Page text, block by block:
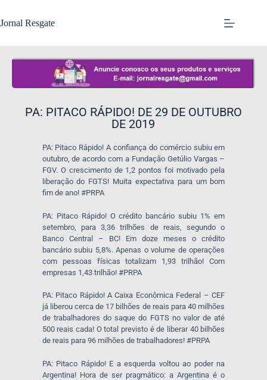
Jornal Resgate
PA: PITACO RÁPIDO! DE 29 DE OUTUBRO
DE 2019
PA: Pitaco Rápido! A confiança do comércio subiu em
outubro, de acordo com a Fundação Getúlio Vargas –
FGV. O crescimento de 1,2 pontos foi motivado pela
liberação do FGTS! Muita expectativa para um bom
fim de ano! #PRPA
PA: Pitaco Rápido! O crédito bancário subiu 1% em
setembro, para 3,36 trilhões de reais, segundo o
Banco Central – BC! Em doze meses o crédito
bancário subiu 5,8%. Apenas o volume de operações
com pessoas físicas totalizam 1,93 trilhão! Com
empresas 1,43 trilhão! #PRPA
PA: Pitaco Rápido! A Caixa Econômica Federal – CEF
já liberou cerca de 17 bilhões de reais para 40 milhões
de trabalhadores do saque do FGTS no valor de até
500 reais cada! O total previsto é de liberar 40 bilhões
de reais para 96 milhões de trabalhadores! #PRPA
PA: Pitaco Rápido! E a esquerda voltou ao poder na
Argentina! Hora de ser pragmático: a Argentina é o